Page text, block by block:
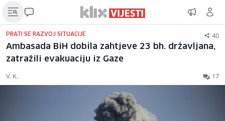
PRATI SE RAZVOJ SITUACIJE 40
Ambasada BiH dobila zahtjeve 23 bh. državljana,
zatražili evakuaciju iz Gaze
V. K. 17